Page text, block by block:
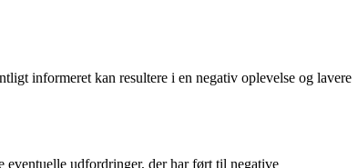
informeret kan resultere i en negativ oplevelse og lavere
eventuelle udfordringer, der har ført til negative